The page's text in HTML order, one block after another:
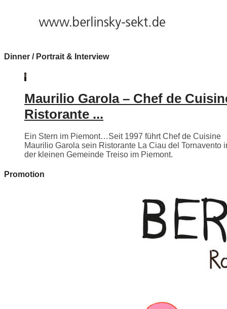
Dinner / Portrait & Interview
Maurilio Garola – Chef de
Ristorante ...
Ein Stern im Piemont…Seit 1997 führt Chef de Cuisine
Maurilio Garola sein Ristorante La Ciau del Tornavento
der kleinen Gemeinde Treiso im Piemont.
Promotion